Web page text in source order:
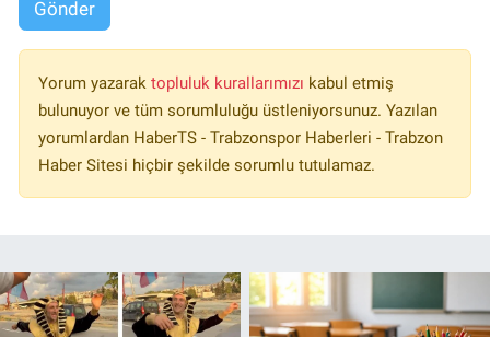
Gönder
Yorum yazarak topluluk kurallarımızı kabul etmiş
bulunuyor ve tüm sorumluluğu üstleniyorsunuz. Yazılan
yorumlardan HaberTS - Trabzonspor Haberleri - Trabzon
Haber Sitesi hiçbir şekilde sorumlu tutulamaz.